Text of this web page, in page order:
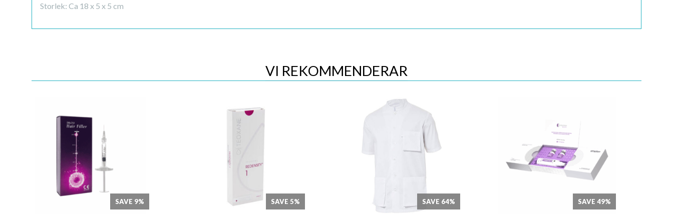
Storlek: Ca 18 x 5 x 5 cm
VI REKOMMENDERAR
Quick View
SAVE 9%
Quick View
SAVE 5%
Quick View
SAVE 64%
Quick View
SAVE 49%